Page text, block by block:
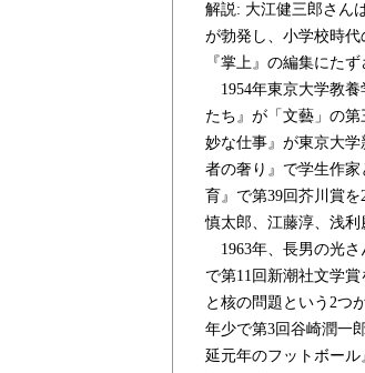
解説: 大江健三郎さん
が勃発し、小学校時
『掌上』の編集にた
1954年東京大学教養
たち』が「文藝」の
妙な仕事』が東京大
者の奢り』で学生作
育』で第39回芥川賞
慎太郎、江藤淳、浅利
1963年、長男の光さ
で第11回新潮社文学
と核の問題という2つ
年少で第3回谷崎潤一
延元年のフットボー